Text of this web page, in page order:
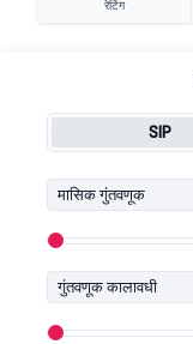
रेटिंग
SIP
मासिक गुंतवणूक
गुंतवणूक कालावधी